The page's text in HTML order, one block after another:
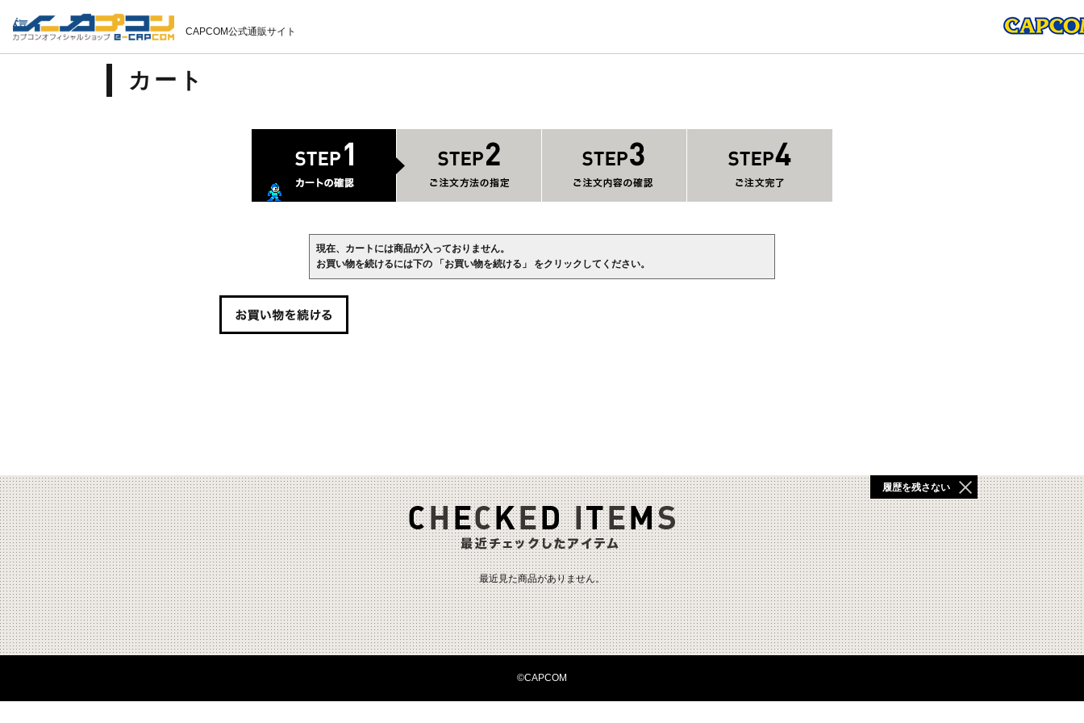
CAPCOM公式通販サイト
カート
現在、カートには商品が入っておりません。
お買い物を続けるには下の 「お買い物を続ける」 をクリックしてください。
最近見た商品がありません。
履歴を残さない
©CAPCOM